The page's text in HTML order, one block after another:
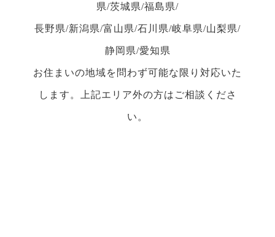
県/茨城県/福島県/
長野県/新潟県/富山県/石川県/岐阜県/山梨県/
静岡県/愛知県
お住まいの地域を問わず可能な限り対応いた
します。上記エリア外の方はご相談くださ
い。